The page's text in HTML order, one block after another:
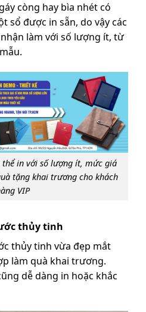
còng hay bìa nhét có
sổ được in sẵn, do vậy các
làm với số lượng ít, từ
thể in với số lượng ít, mức giá
tặng khai trương cho khách
VIP
thủy tinh
thủy tinh vừa đẹp mắt
làm quà khai trương.
dễ dàng in hoặc khắc